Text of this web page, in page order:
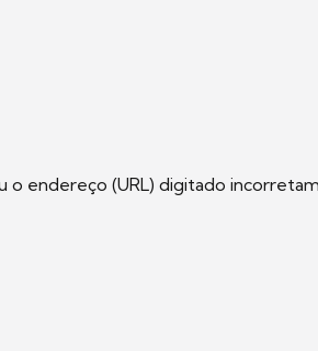
endereço (URL) digitado